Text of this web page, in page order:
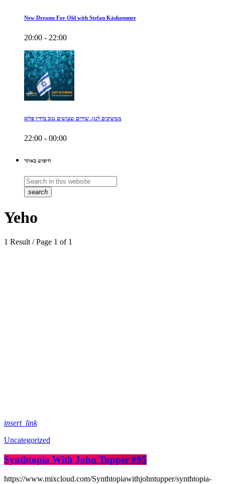
New Dreams For Old with Stefan Käshammer
20:00 - 22:00
ממשיכים לנגן. שירים שעושים טוב ברדיו פלוס
22:00 - 00:00
חיפוש באתר
search
Yeho
1 Result / Page 1 of 1
insert_link
Uncategorized
Synthtopia With John Tupper #95
https://www.mixcloud.com/Synthtopiawithjohntupper/synthtopia-